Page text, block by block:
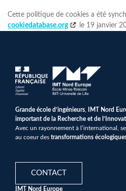
Cette politique de cookies a été
cookiedatabase.org
le 19 janvier
Grande école d’ingénieurs IMT Nord
important de la Recherche et de
Avec un rayonnement à l’international,
au coeur des transformations
CONTACT
IMT Nord Europe